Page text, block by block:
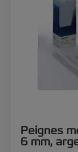
Peignes
6 mm,